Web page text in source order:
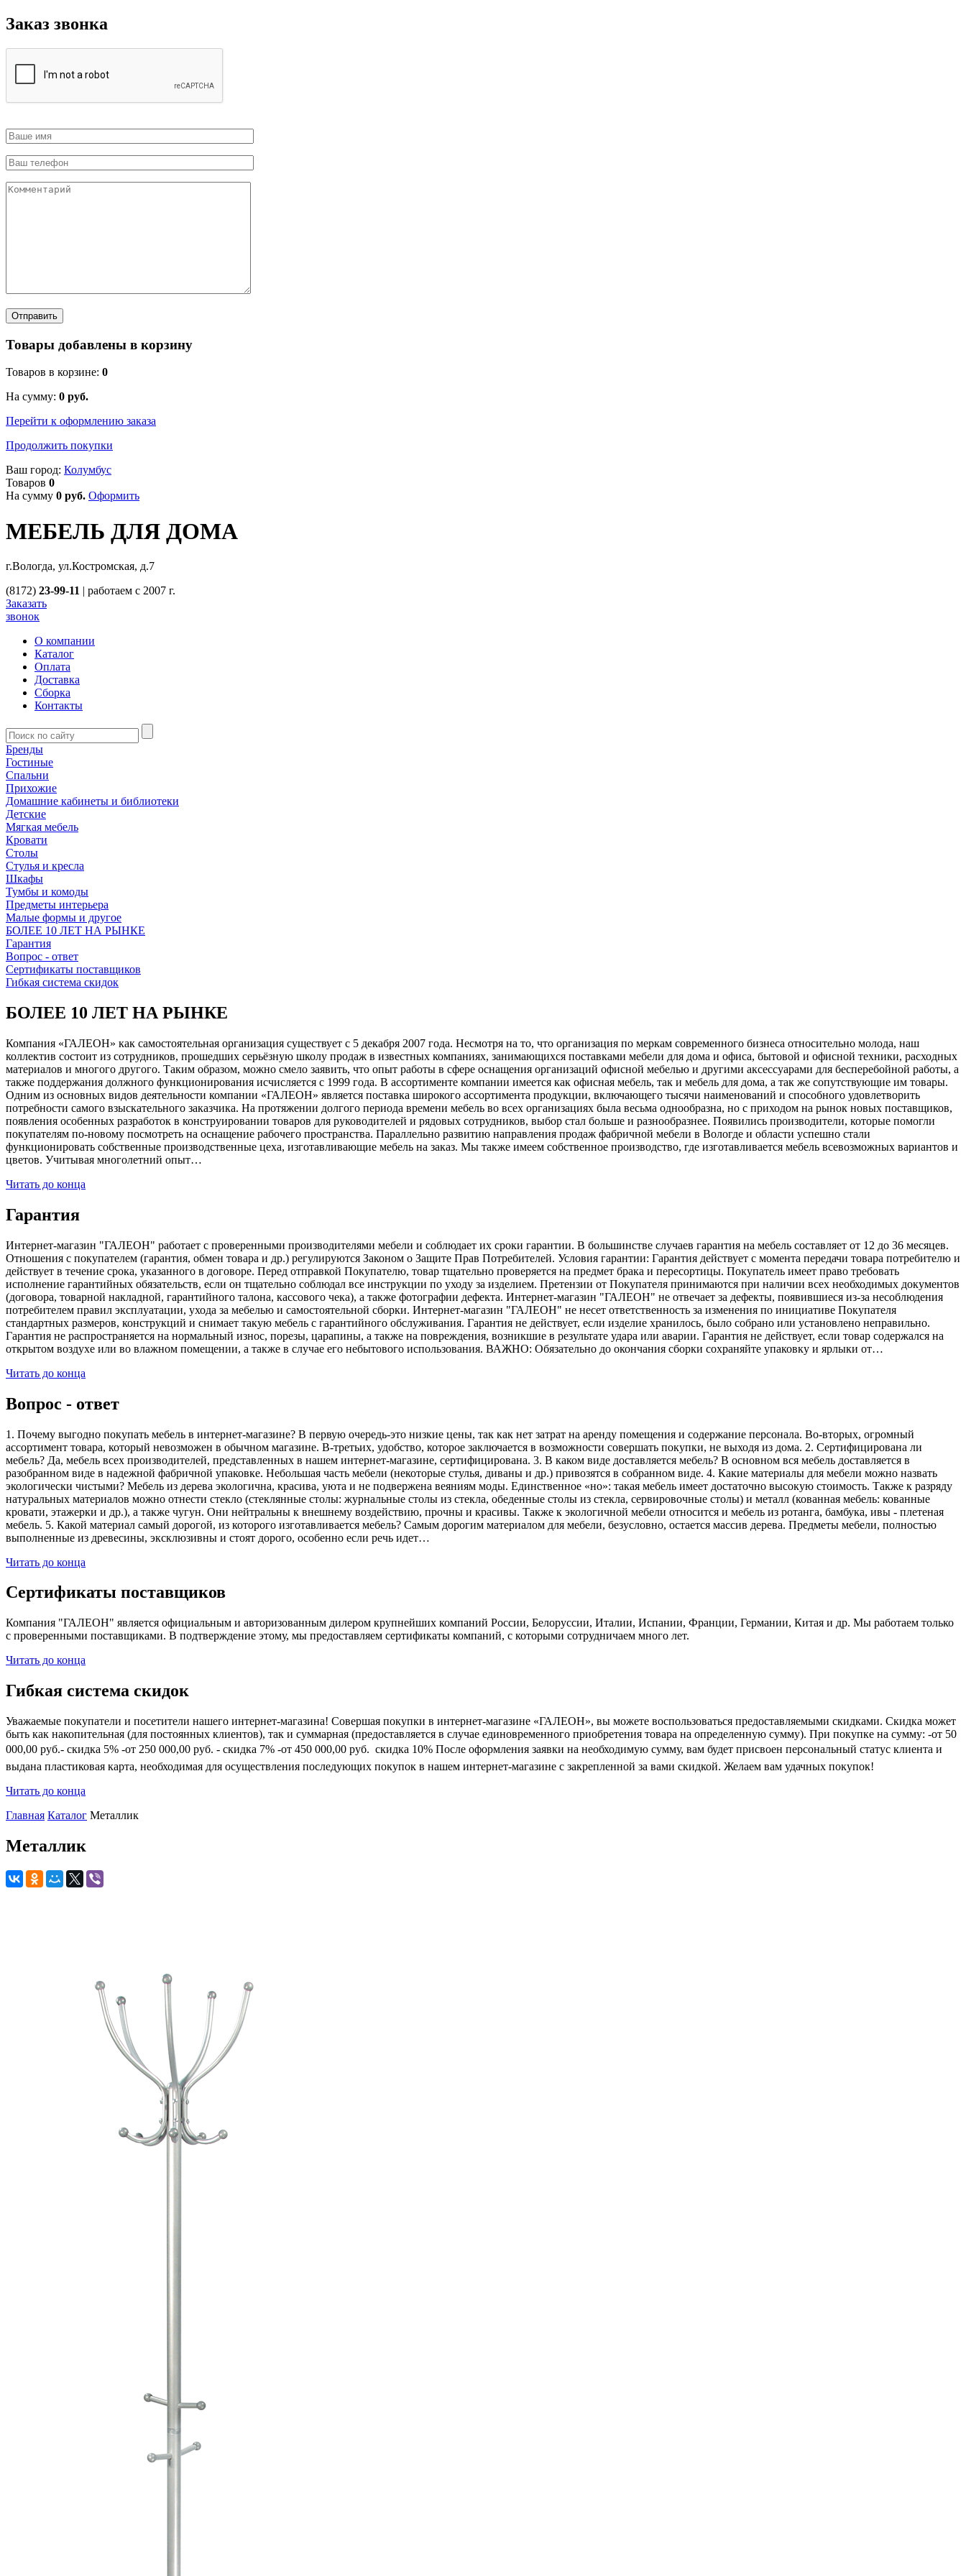
Заказ звонка
Товары добавлены в корзину
Товаров в корзине: 0
На сумму: 0 руб.
Перейти к оформлению заказа
Продолжить покупки
Ваш город: Колумбус
Товаров 0
На сумму 0 руб. Оформить
МЕБЕЛЬ ДЛЯ ДОМА
г.Вологда, ул.Костромская, д.7
(8172) 23-99-11 | работаем с 2007 г.
Заказать
звонок
О компании
Каталог
Оплата
Доставка
Сборка
Контакты
Бренды
Гостиные
Спальни
Прихожие
Домашние кабинеты и библиотеки
Детские
Мягкая мебель
Кровати
Столы
Стулья и кресла
Шкафы
Тумбы и комоды
Предметы интерьера
Малые формы и другое
БОЛЕЕ 10 ЛЕТ НА РЫНКЕ
Гарантия
Вопрос - ответ
Сертификаты поставщиков
Гибкая система скидок
БОЛЕЕ 10 ЛЕТ НА РЫНКЕ
Компания «ГАЛЕОН» как самостоятельная организация существует с 5 декабря 2007 года. Несмотря на то, что организация по меркам современного бизнеса относительно молода, наш
коллектив состоит из сотрудников, прошедших серьёзную школу продаж в известных компаниях, занимающихся поставками мебели для дома и офиса, бытовой и офисной техники, расходных
материалов и многого другого. Таким образом, можно смело заявить, что опыт работы в сфере оснащения организаций офисной мебелью и другими аксессуарами для бесперебойной работы, а
также поддержания должного функционирования исчисляется с 1999 года. В ассортименте компании имеется как офисная мебель, так и мебель для дома, а так же сопутствующие им товары.
Одним из основных видов деятельности компании «ГАЛЕОН» является поставка широкого ассортимента продукции, включающего тысячи наименований и способного удовлетворить
потребности самого взыскательного заказчика. На протяжении долгого периода времени мебель во всех организациях была весьма однообразна, но с приходом на рынок новых поставщиков,
появления особенных разработок в конструировании товаров для руководителей и рядовых сотрудников, выбор стал больше и разнообразнее. Появились производители, которые помогли
покупателям по-новому посмотреть на оснащение рабочего пространства. Параллельно развитию направления продаж фабричной мебели в Вологде и области успешно стали
функционировать собственные производственные цеха, изготавливающие мебель на заказ. Мы также имеем собственное производство, где изготавливается мебель всевозможных вариантов и
цветов. Учитывая многолетний опыт…
Читать до конца
Гарантия
Интернет-магазин "ГАЛЕОН" работает с проверенными производителями мебели и соблюдает их сроки гарантии. В большинстве случаев гарантия на мебель составляет от 12 до 36 месяцев.
Отношения с покупателем (гарантия, обмен товара и др.) регулируются Законом о Защите Прав Потребителей. Условия гарантии: Гарантия действует с момента передачи товара потребителю и
действует в течение срока, указанного в договоре. Перед отправкой Покупателю, товар тщательно проверяется на предмет брака и пересортицы. Покупатель имеет право требовать
исполнение гарантийных обязательств, если он тщательно соблюдал все инструкции по уходу за изделием. Претензии от Покупателя принимаются при наличии всех необходимых документов
(договора, товарной накладной, гарантийного талона, кассового чека), а также фотографии дефекта. Интернет-магазин "ГАЛЕОН" не отвечает за дефекты, появившиеся из-за несоблюдения
потребителем правил эксплуатации, ухода за мебелью и самостоятельной сборки. Интернет-магазин "ГАЛЕОН" не несет ответственность за изменения по инициативе Покупателя
стандартных размеров, конструкций и снимает такую мебель с гарантийного обслуживания. Гарантия не действует, если изделие хранилось, было собрано или установлено неправильно.
Гарантия не распространяется на нормальный износ, порезы, царапины, а также на повреждения, возникшие в результате удара или аварии. Гарантия не действует, если товар содержался на
открытом воздухе или во влажном помещении, а также в случае его небытового использования. ВАЖНО: Обязательно до окончания сборки сохраняйте упаковку и ярлыки от…
Читать до конца
Вопрос - ответ
1. Почему выгодно покупать мебель в интернет-магазине? В первую очередь-это низкие цены, так как нет затрат на аренду помещения и содержание персонала. Во-вторых, огромный
ассортимент товара, который невозможен в обычном магазине. В-третьих, удобство, которое заключается в возможности совершать покупки, не выходя из дома. 2. Сертифицирована ли
мебель? Да, мебель всех производителей, представленных в нашем интернет-магазине, сертифицирована. 3. В каком виде доставляется мебель? В основном вся мебель доставляется в
разобранном виде в надежной фабричной упаковке. Небольшая часть мебели (некоторые стулья, диваны и др.) привозятся в собранном виде. 4. Какие материалы для мебели можно назвать
экологически чистыми? Мебель из дерева экологична, красива, уюта и не подвержена веяниям моды. Единственное «но»: такая мебель имеет достаточно высокую стоимость. Также к разряду
натуральных материалов можно отнести стекло (стеклянные столы: журнальные столы из стекла, обеденные столы из стекла, сервировочные столы) и металл (кованная мебель: кованные
кровати, этажерки и др.), а также чугун. Они нейтральны к внешнему воздействию, прочны и красивы. Также к экологичной мебели относится и мебель из ротанга, бамбука, ивы - плетеная
мебель. 5. Какой материал самый дорогой, из которого изготавливается мебель? Самым дорогим материалом для мебели, безусловно, остается массив дерева. Предметы мебели, полностью
выполненные из древесины, эксклюзивны и стоят дорого, особенно если речь идет…
Читать до конца
Сертификаты поставщиков
Компания "ГАЛЕОН" является официальным и авторизованным дилером крупнейших компаний России, Белоруссии, Италии, Испании, Франции, Германии, Китая и др. Мы работаем только
с проверенными поставщиками. В подтверждение этому, мы предоставляем сертификаты компаний, с которыми сотрудничаем много лет.
Читать до конца
Гибкая система скидок
Уважаемые покупатели и посетители нашего интернет-магазина! Совершая покупки в интернет-магазине «ГАЛЕОН», вы можете воспользоваться предоставляемыми скидками. Скидка может
быть как накопительная (для постоянных клиентов), так и суммарная (предоставляется в случае единовременного приобретения товара на определенную сумму). При покупке на сумму: -от 50
000,00 руб.- скидка 5% -от 250 000,00 руб. - скидка 7% -от 450 000,00 руб.  скидка 10% После оформления заявки на необходимую сумму, вам будет присвоен персональный статус клиента и
выдана пластиковая карта, необходимая для осуществления последующих покупок в нашем интернет-магазине с закрепленной за вами скидкой. Желаем вам удачных покупок!
Читать до конца
Главная Каталог Металлик
Металлик